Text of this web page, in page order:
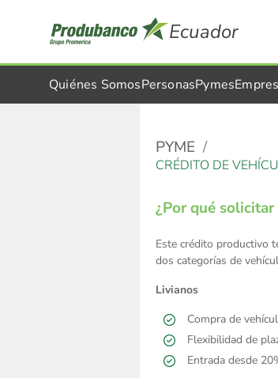
Ecuador
Quiénes SomosPersonasPymes
PYME
CRÉDITO DE
¿Por qué
Este crédito productivo
dos categorías de
Livianos
Compra de
Flexibilidad de
Entrada desde